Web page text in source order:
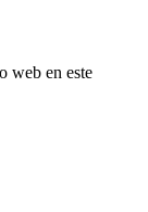
web en este